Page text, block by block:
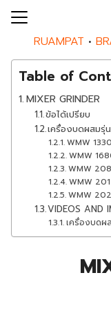
Skip
content
SERVICES
BLOG
NEWS
SearchRUAMPAT •
Table of
MIXER GRINDER
ข้อได้เปรียบ
เครื่องบดผสมรุ่
WMW 1330
WMW
WMW
WMW
WMW
VIDEOS AND
เครื่องบดผ